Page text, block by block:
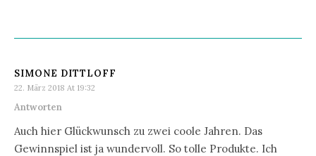
SIMONE DITTLOFF
22. März 2018 At 19:32
Antworten
Auch hier Glückwunsch zu zwei coole Jahren. Das
Gewinnspiel ist ja wundervoll. So tolle Produkte. Ich